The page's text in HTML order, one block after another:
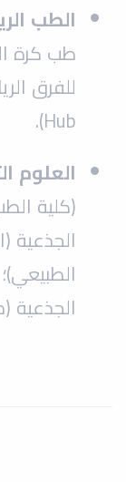
الطب
طب كرة
Hub).
العلوم
(كلية
الجذعية
الجذعية